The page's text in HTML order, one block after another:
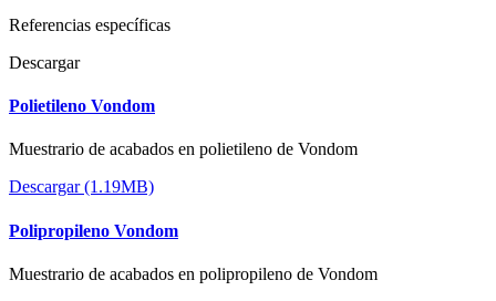
Referencias específicas
Descargar
Polietileno Vondom
Muestrario de acabados en polietileno de Vondom
Descargar (1.19MB)
Polipropileno Vondom
Muestrario de acabados en polipropileno de Vondom